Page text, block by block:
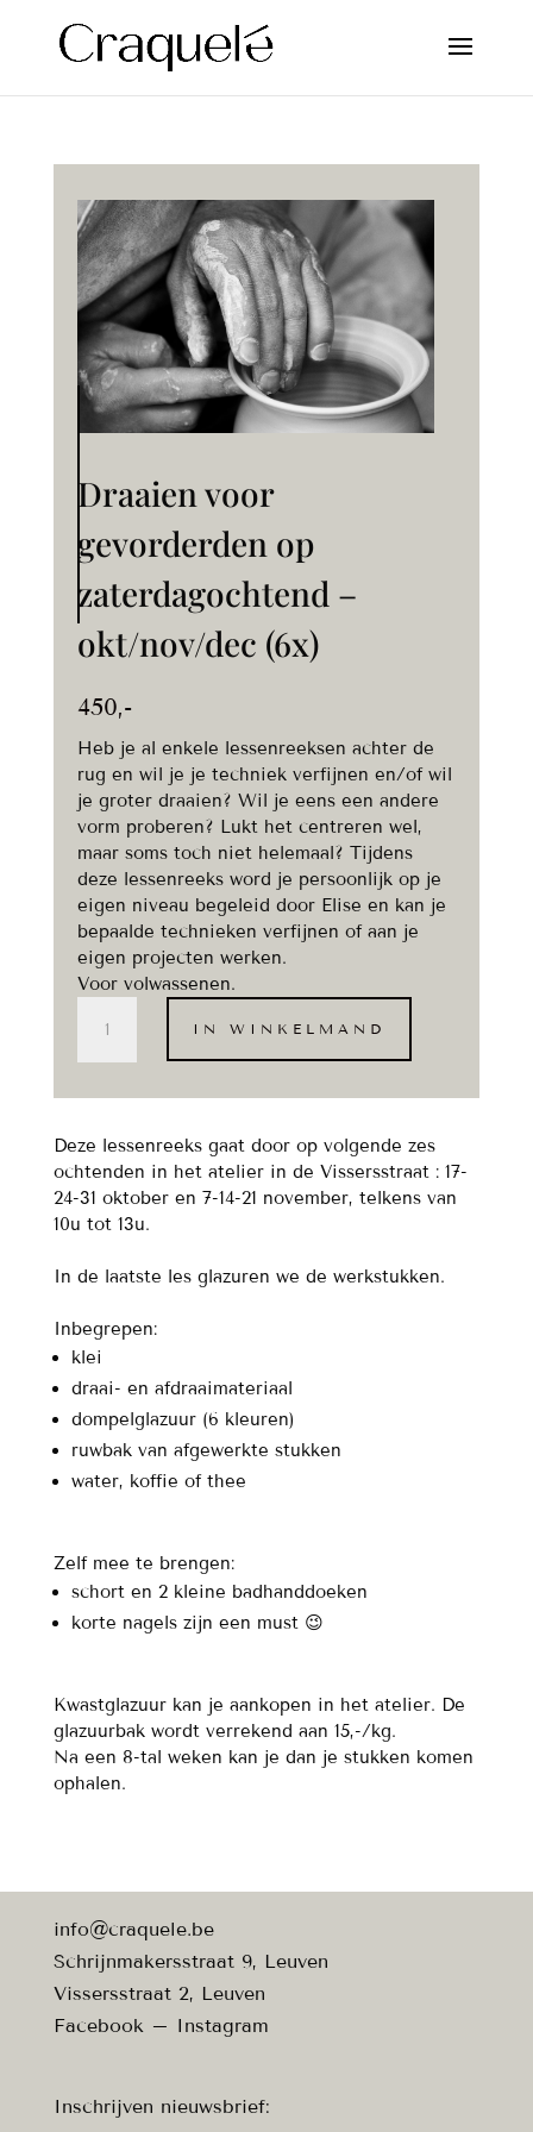
Draaien voor
gevorderden op
zaterdagochtend –
okt/nov/dec (6x)
450,-
Heb je al enkele lessenreeksen achter de
rug en wil je je techniek verfijnen en/of wil
je groter draaien? Wil je eens een andere
vorm proberen? Lukt het centreren wel,
maar soms toch niet helemaal? Tijdens
deze lessenreeks word je persoonlijk op je
eigen niveau begeleid door Elise en kan je
bepaalde technieken verfijnen of aan je
eigen projecten werken.
Voor volwassenen.
voor
gevorderden
-
okt/nov/dec
(6x)
aantal
IN WINKELMAND
Deze lessenreeks gaat door op volgende zes
ochtenden in het atelier in de Vissersstraat : 17-
24-31 oktober en 7-14-21 november, telkens van
10u tot 13u.
In de laatste les glazuren we de werkstukken.
Inbegrepen:
klei
draai- en afdraaimateriaal
dompelglazuur (6 kleuren)
ruwbak van afgewerkte stukken
water, koffie of thee
Zelf mee te brengen:
schort en 2 kleine badhanddoeken
korte nagels zijn een must 😉
Kwastglazuur kan je aankopen in het atelier. De
glazuurbak wordt verrekend aan 15,-/kg.
Na een 8-tal weken kan je dan je stukken komen
ophalen.
info@craquele.be
Schrijnmakersstraat 9, Leuven
Vissersstraat 2, Leuven
Facebook – Instagram
Inschrijven nieuwsbrief: